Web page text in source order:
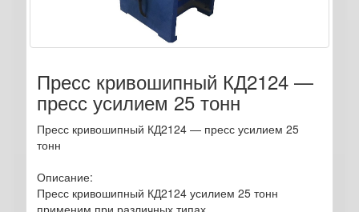
Пресс кривошипный КД2124 —
пресс усилием 25 тонн
Пресс кривошипный КД2124 — пресс усилием 25
тонн
Описание:
Пресс кривошипный КД2124 усилием 25 тонн
применим при различных типах …